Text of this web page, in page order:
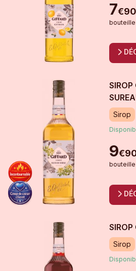
7€90
bouteille
SIROP
Sirop
9€
bouteille
SIROP
Sirop